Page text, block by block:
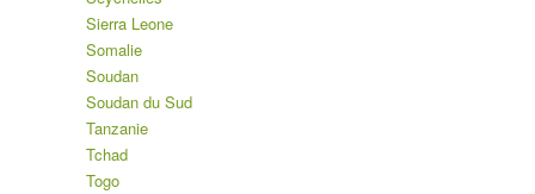
Sierra Leone
Somalie
Soudan
Soudan du Sud
Tanzanie
Tchad
Togo